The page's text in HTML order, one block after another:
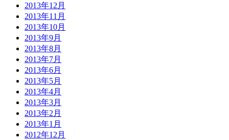
2013年12月
2013年11月
2013年10月
2013年9月
2013年8月
2013年7月
2013年6月
2013年5月
2013年4月
2013年3月
2013年2月
2013年1月
2012年12月